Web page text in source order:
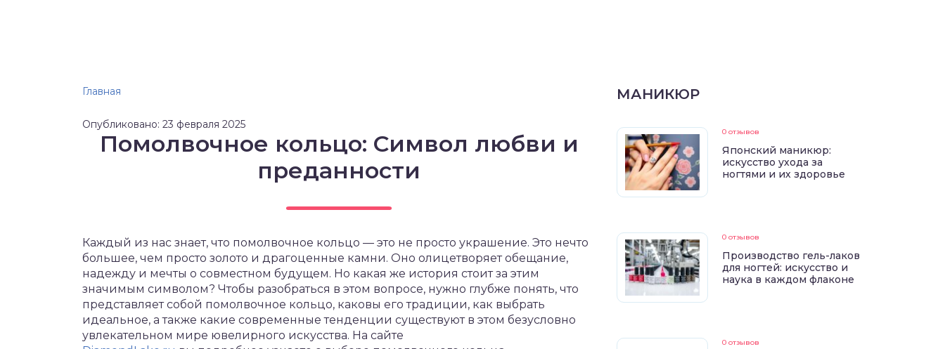
Главная
Опубликовано: 23 февраля 2025
Помолвочное кольцо: Символ любви и
преданности
Каждый из нас знает, что помолвочное кольцо — это не просто украшение. Это нечто
большее, чем просто золото и драгоценные камни. Оно олицетворяет обещание,
надежду и мечты о совместном будущем. Но какая же история стоит за этим
значимым символом? Чтобы разобраться в этом вопросе, нужно глубже понять, что
представляет собой помолвочное кольцо, каковы его традиции, как выбрать
идеальное, а также какие современные тенденции существуют в этом безусловно
увлекательном мире ювелирного искусства. На сайте
МАНИКЮР
0 отзывов
Японский маникюр:
искусство ухода за
ногтями и их здоровье
0 отзывов
Производство гель-лаков
для ногтей: искусство и
наука в каждом флаконе
0 отзывов